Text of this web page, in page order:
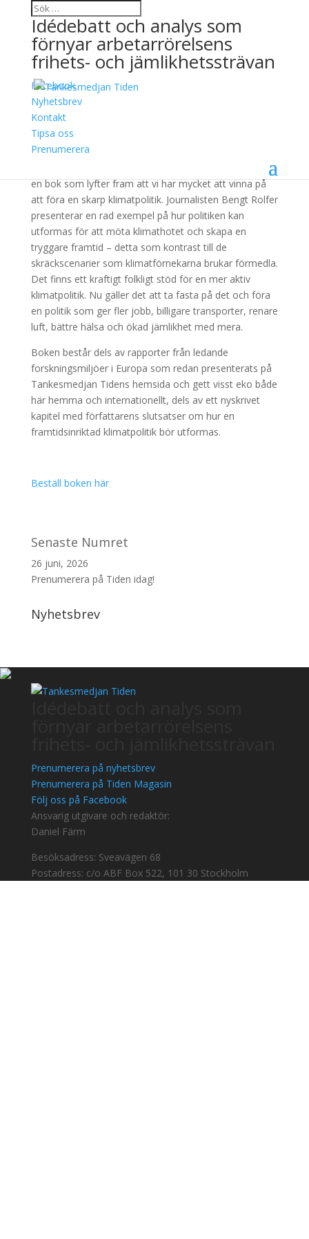
Idédebatt och analys som
förnyar arbetarrörelsens
frihets- och jämlikhetssträvan
Facebook
Nyhetsbrev
Kontakt
Tipsa oss
Prenumerera
Klimatgodis
2 juni, 2026
en bok som lyfter fram att vi har mycket att vinna på
att föra en skarp klimatpolitik. Journalisten Bengt Rolfer
presenterar en rad exempel på hur politiken kan
utformas för att möta klimathotet och skapa en
tryggare framtid – detta som kontrast till de
skräckscenarier som klimatförnekarna brukar förmedla.
Det finns ett kraftigt folkligt stöd för en mer aktiv
klimatpolitik. Nu gäller det att ta fasta på det och föra
en politik som ger fler jobb, billigare transporter, renare
luft, bättre hälsa och ökad jämlikhet med mera.
Boken består dels av rapporter från ledande
forskningsmiljöer i Europa som redan presenterats på
Tankesmedjan Tidens hemsida och gett visst eko både
här hemma och internationellt, dels av ett nyskrivet
kapitel med författarens slutsatser om hur en
framtidsinriktad klimatpolitik bör utformas.
Beställ boken här
Senaste Numret
26 juni, 2026
Prenumerera på Tiden idag!
Nyhetsbrev
Prenumerera på nyhetsbrev
Prenumerera på Tiden Magasin
Följ oss på Facebook
Ansvarig utgivare och redaktör:
Daniel Färm
Besöksadress: Sveavägen 68
Postadress: c/o ABF Box 522, 101 30 Stockholm